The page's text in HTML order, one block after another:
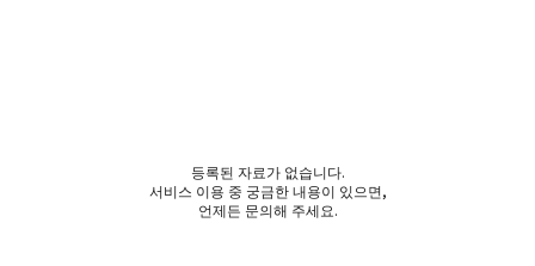
등록된 자료가 없습니다.
서비스 이용 중 궁금한 내용이 있으면,
언제든 문의해 주세요.